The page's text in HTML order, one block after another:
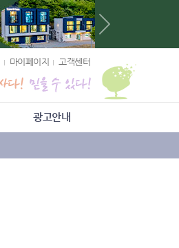
마이페이지 고객센터
광고안내